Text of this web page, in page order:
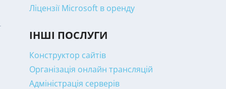
Ліцензії Microsoft в оренду
ІНШІ ПОСЛУГИ
Конструктор сайтів
Організація онлайн трансляцій
Адміністрація серверів